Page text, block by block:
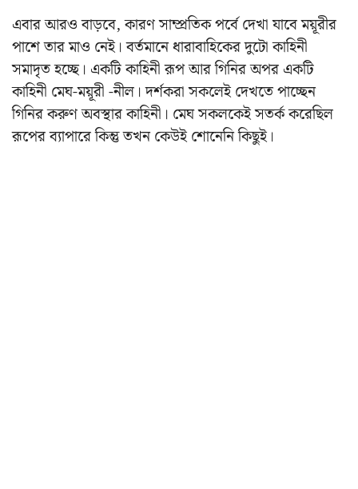
এবার আরও বাড়বে, কারণ সাম্প্রতিক পর্বে দেখা যাবে ময়ূরীর
পাশে তার মাও নেই। বর্তমানে ধারাবাহিকের দুটো কাহিনী
সমাদৃত হচ্ছে। একটি কাহিনী রূপ আর গিনির অপর একটি
কাহিনী মেঘ-ময়ূরী -নীল। দর্শকরা সকলেই দেখতে পাচ্ছেন
গিনির করুণ অবস্থার কাহিনী। মেঘ সকলকেই সতর্ক করেছিল
রূপের ব্যাপারে কিন্তু তখন কেউই শোনেনি কিছুই।